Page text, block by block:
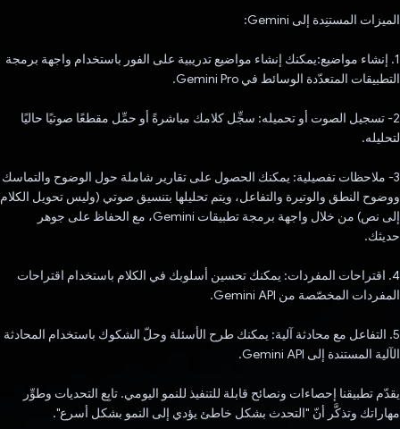
الميزات المستنِدة إلى Gemini:
1. إنشاء مواضيع:يمكنك إنشاء مواضيع تدريبية على الفور باستخدام واجهة برمجة
التطبيقات المتعدّدة الوسائط في Gemini Pro.
2- تسجيل الصوت أو تحميله: سجِّل كلامك مباشرةً أو حمِّل مقطعًا صوتيًا حاليًا
لتحليله.
3- ملاحظات تفصيلية: يمكنك الحصول على تقارير شاملة حول الوضوح والتماسك
ووضوح النطق والوتيرة والتفاعل، ويتم تحليلها بتنسيق صوتي (وليس تحويل الكلام
إلى نص) من خلال واجهة برمجة تطبيقات Gemini، مع الحفاظ على جوهر
حديثك.
4. اقتراحات المفردات: يمكنك تحسين أسلوبك في الكلام باستخدام اقتراحات
المفردات المخصّصة من Gemini API.
5. التفاعل مع محادثة آلية: يمكنك طرح الأسئلة وحلّ الشكوك باستخدام المحادثة
الآلية المستندة إلى Gemini API.
يقدّم تطبيقنا إحصاءات ونصائح قابلة للتنفيذ للنمو اليومي. تابِع التحديات وطوِّر
مهاراتك وتذكَّر أنّ "التحدث بشكل خاطئ يؤدي إلى النمو بشكل أسرع".